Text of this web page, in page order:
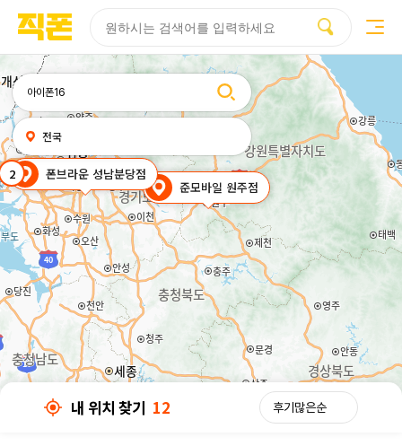
휴대폰성지시세표 성지커뮤니티
준모바일 원주점
폰브라운 성남분당점
2
검색어
내
위치
찾기
전국
내 위치 찾기 12
페이지
코소프트
페이지
코소프트
페이지
코소프트
페이지
코소프트